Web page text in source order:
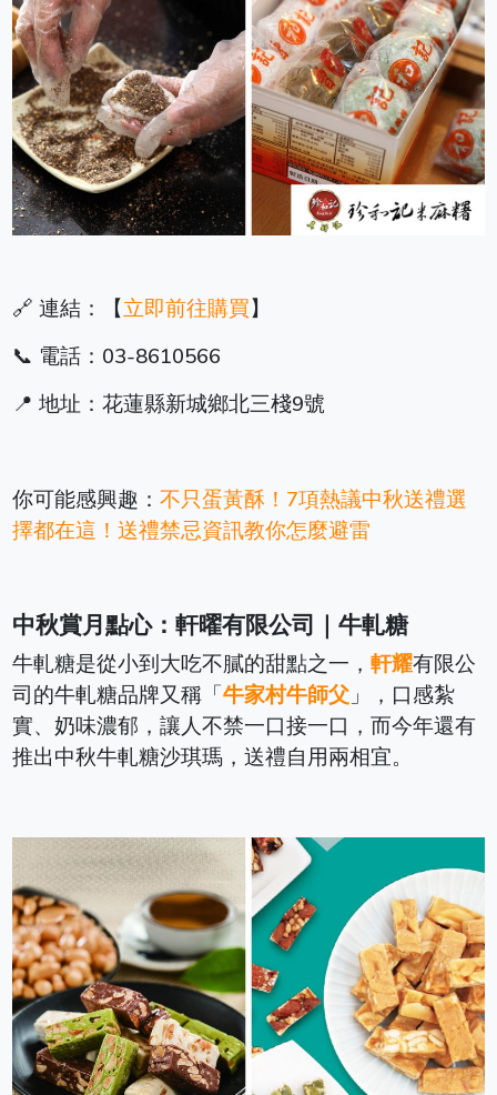
🔗 連結：【立即前往購買】
📞 電話：03-8610566
📍 地址：花蓮縣新城鄉北三棧9號
你可能感興趣：不只蛋黃酥！7項熱議中秋送禮選
擇都在這！送禮禁忌資訊教你怎麼避雷
中秋賞月點心：軒曜有限公司｜牛軋糖
牛軋糖是從小到大吃不膩的甜點之一，軒耀有限公
司的牛軋糖品牌又稱「牛家村牛師父 」，口感紮
實、奶味濃郁，讓人不禁一口接一口，而今年還有
推出中秋牛軋糖沙琪瑪，送禮自用兩相宜。